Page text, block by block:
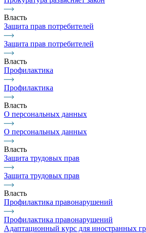
Власть
Защита прав потребителей
Защита прав потребителей
Власть
Профилактика
Профилактика
Власть
О персональных данных
О персональных данных
Власть
Защита трудовых прав
Защита трудовых прав
Власть
Профилактика правонарушений
Профилактика правонарушений
Адаптационный курс для иностранных